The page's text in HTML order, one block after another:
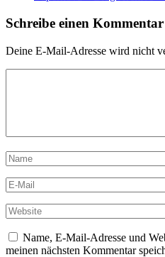
Schreibe einen Kommentar
Deine E-Mail-Adresse wird nicht
Name, E-Mail-Adresse und
meinen nächsten Kommentar